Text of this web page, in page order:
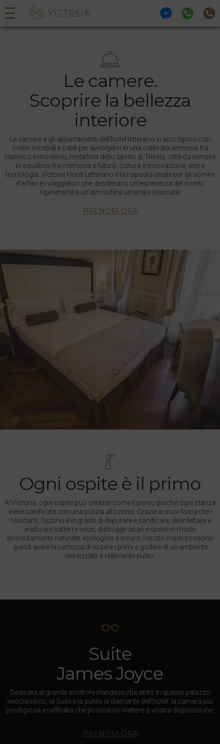
Offerte Hotel Victoria Trieste
Servizi
Camere
Parcheggio e contatti
Prenota la tua stanza
Cosa fare a Trieste
IT | EN | DE
Le camere.
Scoprire la bellezza
interiore
Le camere e gli appartamenti dell’hotel letterario vi accolgono con
colori morbidi e caldi per avvolgervi in una calibrata armonia fra
classico e moderno, metafora dello spirito di Trieste, città da sempre
in equilibrio fra memoria e futuro, cultura e innovazione, arte e
tecnologia. Victoria Hotel Letterario è la risposta ideale per gli uomini
d’affari e i viaggiatori che desiderano un’esperienza del sonno
rigenerante e un’atmosfera umana e rilassata.
PRENOTA ORA
Ogni ospite è il primo
Al Victoria, ogni ospite può sentirsi come il primo poiché ogni stanza
viene sanificata con una pulizia all’ozono. Grazie ai suoi forti poteri
ossidanti, l’ozono è in grado di depurare e sanificare, disinfettare e
inattivare batteri e virus, distrugge acari e spore in modo
assolutamente naturale, ecologico e sicuro. I nostri ospiti possono
quindi avere la certezza di essere i primi a godere di un ambiente
sterilizzato e realmente pulito.
Suite
James Joyce
Dedicata al grande scrittore irlandese che abitò in questo palazzo
neoclassico, la Suite è la punta di diamante dell’hotel: la camera più
prestigiosa e raffinata che possiamo mettere a vostra disposizione.
PRENOTA ORA